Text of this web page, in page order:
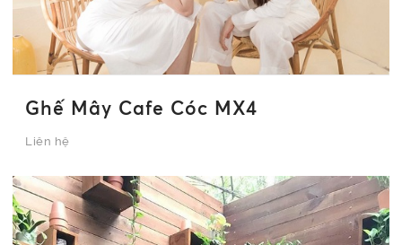
Ghế Mây Cafe Cóc MX4
Liên hệ